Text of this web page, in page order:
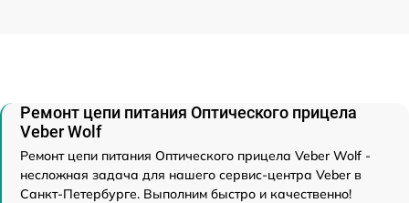
Ремонт цепи питания Оптического прицела
Veber Wolf
Ремонт цепи питания Оптического прицела Veber Wolf -
несложная задача для нашего сервис-центра Veber в
Санкт-Петербурге. Выполним быстро и качественно!